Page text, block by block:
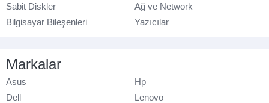
Sabit Diskler
Ağ ve Network
Bilgisayar Bileşenleri
Yazıcılar
Markalar
Asus
Hp
Dell
Lenovo